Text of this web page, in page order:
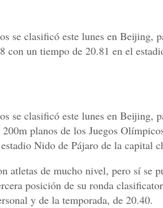
se clasificó este lunes en Beijing,
con un tiempo de 20.81 en el
se clasificó este lunes en Beijing,
planos de los Juegos
Nido de Pájaro de la capital
atletas de mucho nivel, pero sí se
posición de su ronda
y de la temporada, de 20.40.